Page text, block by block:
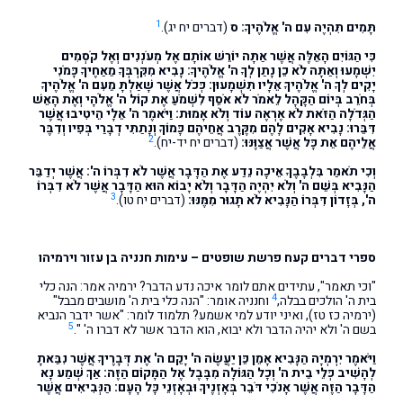
תָּמִים תִּהְיֶה עִם ה' אֱלֹהֶיךָ: ס(דברים יח יג).1
כִּי הַגּוֹיִם הָאֵלֶּה אֲשֶׁר אַתָּה יוֹרֵשׁ אוֹתָם אֶל מְעֹנְנִים וְאֶל קֹסְמִים
יִשְׁמָעוּ וְאַתָּה לֹא כֵן נָתַן לְךָ ה' אֱלֹהֶיךָ: נָבִיא מִקִּרְבְּךָ מֵאַחֶיךָ כָּמֹנִי
יָקִים לְךָ ה' אֱלֹהֶיךָ אֵלָיו תִּשְׁמָעוּן: כְּכֹל אֲשֶׁר שָׁאַלְתָּ מֵעִם ה' אֱלֹהֶיךָ
בְּחֹרֵב בְּיוֹם הַקָּהָל לֵאמֹר לֹא אֹסֵף לִשְׁמֹעַ אֶת קוֹל ה' אֱלֹהָי וְאֶת הָאֵשׁ
הַגְּדֹלָה הַזֹּאת לֹא אֶרְאֶה עוֹד וְלֹא אָמוּת: וַיֹּאמֶר ה' אֵלָי הֵיטִיבוּ אֲשֶׁר
דִּבֵּרוּ: נָבִיא אָקִים לָהֶם מִקֶּרֶב אֲחֵיהֶם כָּמוֹךָ וְנָתַתִּי דְבָרַי בְּפִיו וְדִבֶּר
אֲלֵיהֶם אֵת כָּל אֲשֶׁר אֲצַוֶּנּוּ: (דברים יח יד-יח).2
וְכִי תֹאמַר בִּלְבָבֶךָ אֵיכָה נֵדַע אֶת הַדָּבָר אֲשֶׁר לֹא דִבְּרוֹ ה': אֲשֶׁר יְדַבֵּר
הַנָּבִיא בְּשֵׁם ה' וְלֹא יִהְיֶה הַדָּבָר וְלֹא יָבוֹא הוּא הַדָּבָר אֲשֶׁר לֹא דִבְּרוֹ
ה', בְּזָדוֹן דִּבְּרוֹ הַנָּבִיא לֹא תָגוּר מִמֶּנּוּ: (דברים יח טו).3
ספרי דברים קעח פרשת שופטים – עימות חנניה בן עזור וירמיהו
"וכי תאמר", עתידים אתם לומר איכה נדע הדבר? ירמיה אמר: הנה כלי
בית ה' הולכים בבלה,4 וחנניה אומר: "הנה כלי בית ה' מושבים מבבל"
(ירמיה כז טז), ואיני יודע למי אשמע? תלמוד לומר: "אשר ידבר הנביא
בשם ה' ולא יהיה הדבר ולא יבוא, הוא הדבר אשר לא דברו ה' ".5
וַיֹּאמֶר יִרְמְיָה הַנָּבִיא אָמֵן כֵּן יַעֲשֶׂה ה' יָקֵם ה' אֶת דְּבָרֶיךָ אֲשֶׁר נִבֵּאתָ
לְהָשִׁיב כְּלֵי בֵית ה' וְכָל הַגּוֹלָה מִבָּבֶל אֶל הַמָּקוֹם הַזֶּה: אַךְ שְׁמַע נָא
הַדָּבָר הַזֶּה אֲשֶׁר אָנֹכִי דֹּבֵר בְּאָזְנֶיךָ וּבְאָזְנֵי כָּל הָעָם: הַנְּבִיאִים אֲשֶׁר